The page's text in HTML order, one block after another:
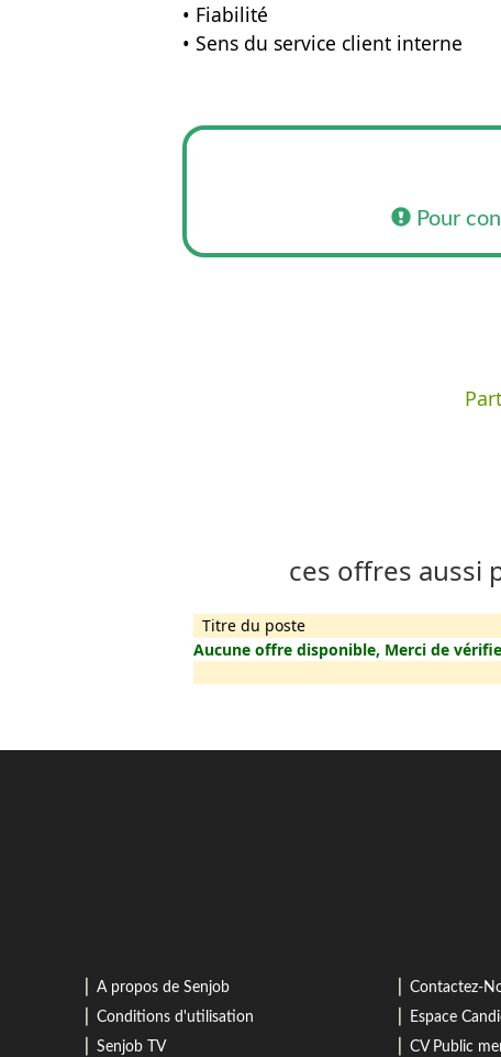
• Fiabilité
• Sens du service client interne
Pour
ces offres aussi
Titre du poste
Aucune offre disponible, Merci de
A propos de Senjob Contactez-
Conditions d'utilisation Espace
Senjob TV CV Public